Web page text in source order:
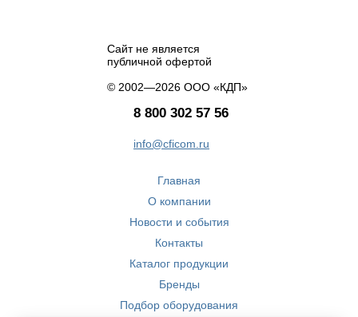
Сайт не является
публичной офертой
© 2002—2026 ООО «КДП»
8 800 302 57 56
info@cficom.ru
Главная
О компании
Новости и события
Контакты
Каталог продукции
Бренды
Подбор оборудования